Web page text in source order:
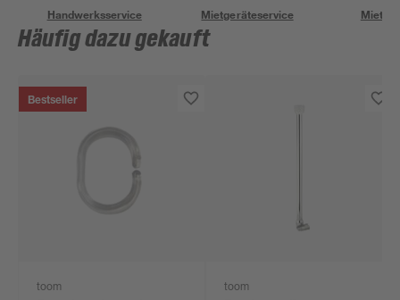
Handwerksservice Mietgeräteservice
Häufig dazu gekauft
Bestseller
toom toom